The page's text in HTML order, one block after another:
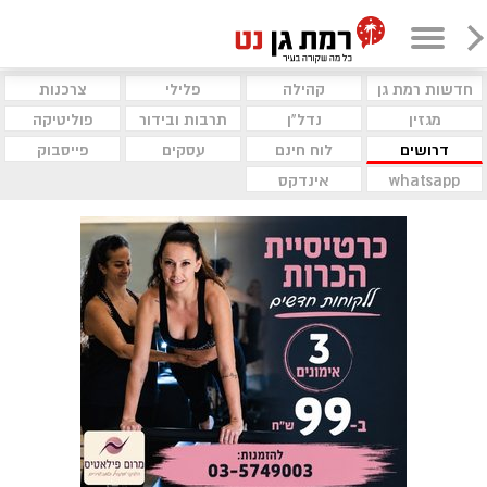
חדשות רמת גן קהילה פלילי
צרכנות
מגזין
נדל"ן תרבות ובידור
פוליטיקה
דרושים
לוח חינם עסקים
פייסבוק
whatsapp
אינדקס